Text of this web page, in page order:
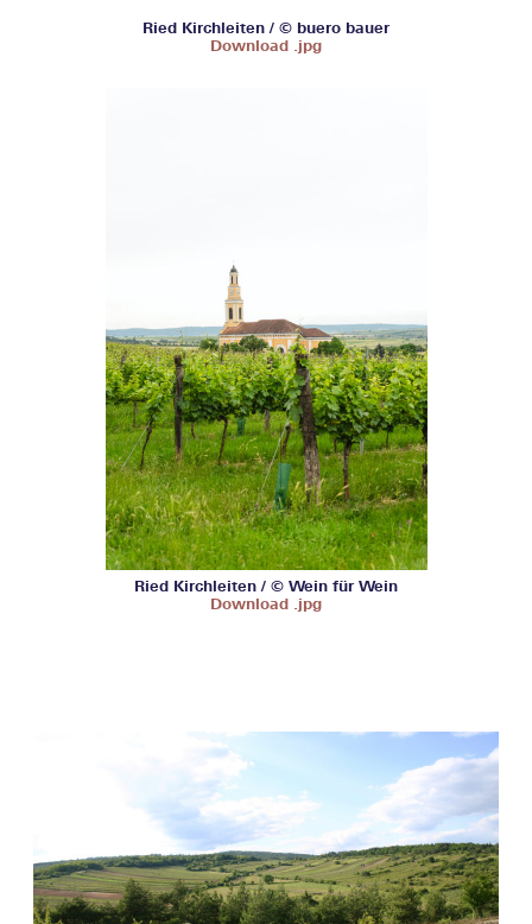
Ried Kirchleiten / © buero bauer
Download .jpg
Ried Kirchleiten / © Wein für Wein
Download .jpg